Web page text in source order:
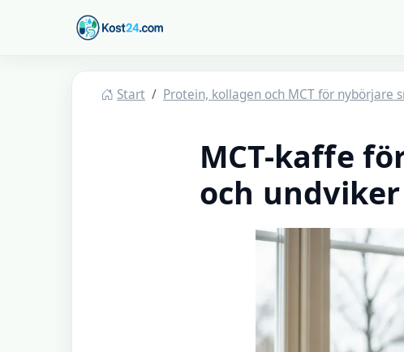
Hoppa till huvudinnehåll
Kost24
Start Protein, kollagen och MCT för nybörjare
MCT-kaffe
och